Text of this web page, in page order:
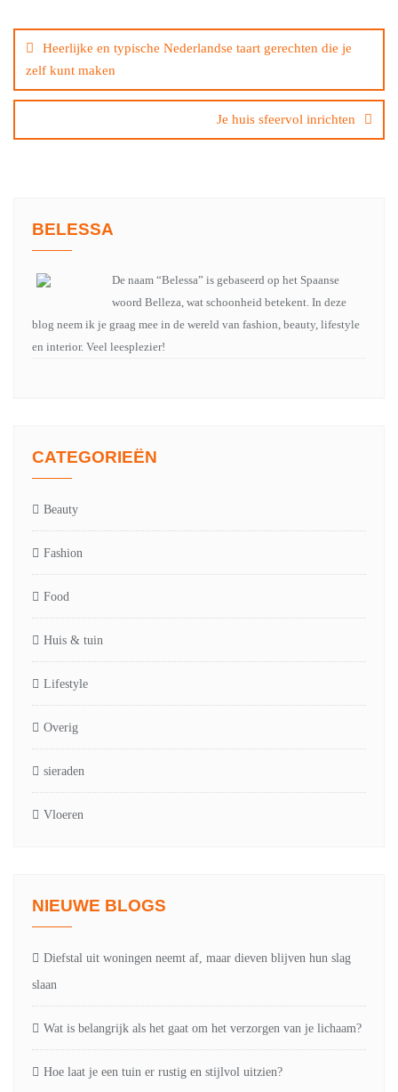
navigatie
Heerlijke en typische Nederlandse taart gerechten die je
zelf kunt maken
Je huis sfeervol inrichten
BELESSA
De naam “Belessa” is gebaseerd op het Spaanse
woord Belleza, wat schoonheid betekent. In deze
blog neem ik je graag mee in de wereld van fashion, beauty, lifestyle
en interior. Veel leesplezier!
CATEGORIEËN
Beauty
Fashion
Food
Huis & tuin
Lifestyle
Overig
sieraden
Vloeren
NIEUWE BLOGS
Diefstal uit woningen neemt af, maar dieven blijven hun slag
slaan
Wat is belangrijk als het gaat om het verzorgen van je lichaam?
Hoe laat je een tuin er rustig en stijlvol uitzien?